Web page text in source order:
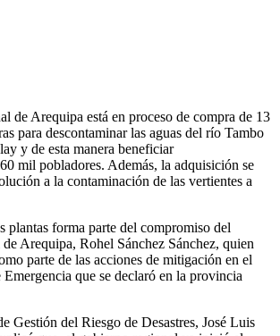
de Arequipa está en proceso de compra de 13
para descontaminar las aguas del río Tambo
y de esta manera beneficiar
mil pobladores. Además, la adquisición se
a la contaminación de las vertientes a
plantas forma parte del compromiso del
Arequipa, Rohel Sánchez Sánchez, quien
parte de las acciones de mitigación en el
que se declaró en la provincia
Gestión del Riesgo de Desastres, José Luis